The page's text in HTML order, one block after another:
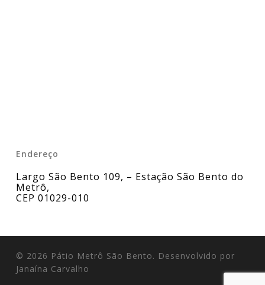
Endereço
Largo São Bento 109, – Estação São Bento do
Metrô,
CEP 01029-010
© 2026 Pátio Metrô São Bento. Desenvolvido por
Janaína Carvalho